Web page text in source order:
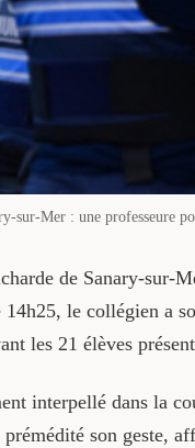
sur-Mer : une professeure
de Sanary-sur-
le collégien a
les 21 élèves
interpellé dans la
son geste,